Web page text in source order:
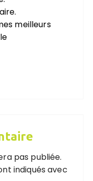
meilleurs
pas publiée.
indiqués avec